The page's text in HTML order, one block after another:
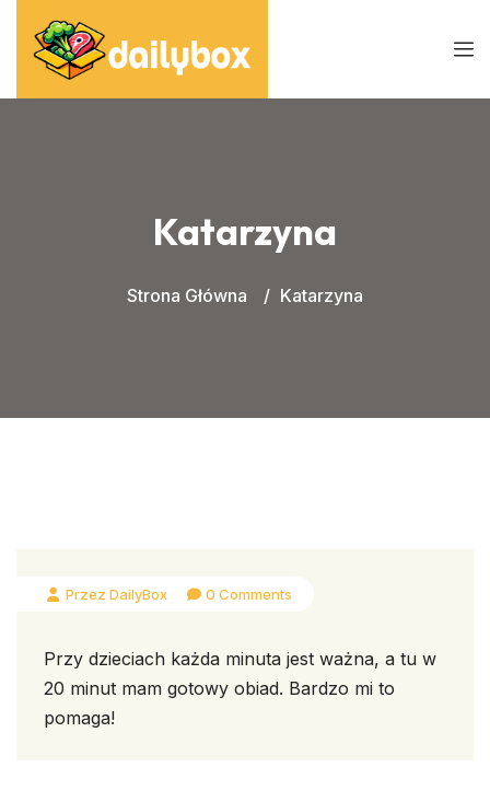
Katarzyna
Strona Główna Katarzyna
Przez DailyBox 0 Comments
Przy dzieciach każda minuta jest ważna, a tu w
20 minut mam gotowy obiad. Bardzo mi to
pomaga!